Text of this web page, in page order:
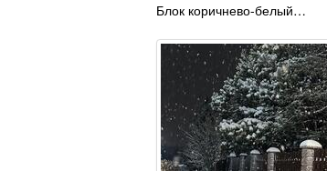
Блок коричнево-белый…